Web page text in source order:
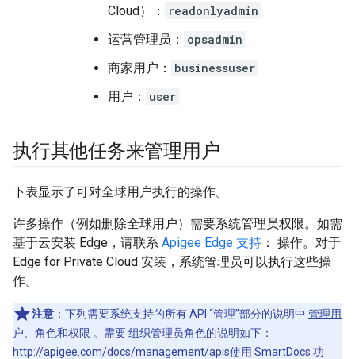
Cloud）：
readonlyadmin
运营管理员：
opsadmin
商家用户：
businessuser
用户：
user
执行其他任务来管理用户
下表显示了可对全球用户执行的操作。
许多操作（例如删除全球用户）需要系统管理员权限。如需
基于云安装 Edge，请联系 Apigee Edge 支持 ： 操作。对于
Edge for Private Cloud 安装，系统管理员可以执行这些操
作。
注意 ：下列需要系统支持的所有 API “管理”部分的说明中 管理用
户、角色和权限 。需要 组织管理员角色的说明如下：
http://apigee.com/docs/management/apis使用 SmartDocs 功